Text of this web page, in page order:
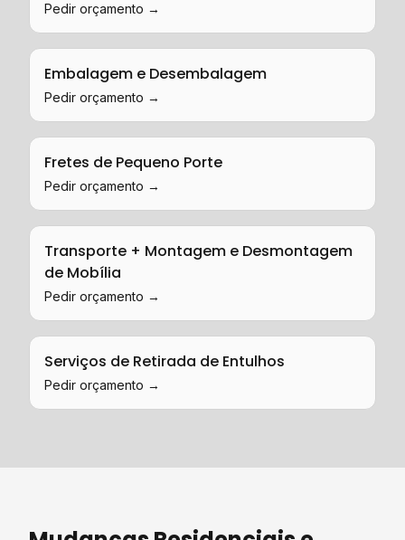
Pedir orçamento →
Embalagem e Desembalagem
Pedir orçamento →
Fretes de Pequeno Porte
Pedir orçamento →
Transporte + Montagem e Desmontagem
de Mobília
Pedir orçamento →
Serviços de Retirada de Entulhos
Pedir orçamento →